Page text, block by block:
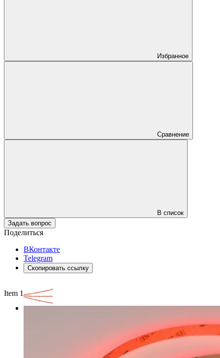
Избранное
Сравнение
В список
Задать вопрос
Поделиться
ВКонтакте
Telegram
Скопировать ссылку
Item 1 of 3